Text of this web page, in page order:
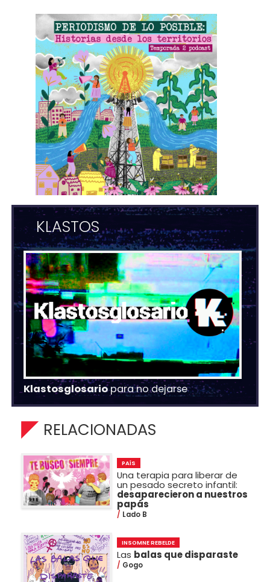
KLASTOS
Klastosglosariopara no dejarse
RELACIONADAS
PAÍS
Una terapia para liberar de
un pesado secreto infantil:
desaparecieron a nuestros
papás
Lado B
INSOMNE REBELDE
Las balas que disparaste
Gogo